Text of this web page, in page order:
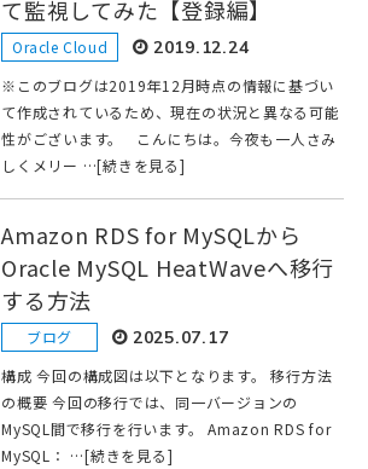
て監視してみた【登録編】
Oracle Cloud 2019.12.24
※このブログは2019年12月時点の情報に基づい
て作成されているため、現在の状況と異なる可能
性がございます。 こんにちは。今夜も一人さみ
しくメリー …[続きを見る]
Amazon RDS for MySQLから
Oracle MySQL HeatWaveへ移行
する方法
ブログ 2025.07.17
構成 今回の構成図は以下となります。 移行方法
の概要 今回の移行では、同一バージョンの
MySQL間で移行を行います。 Amazon RDS for
MySQL： …[続きを見る]